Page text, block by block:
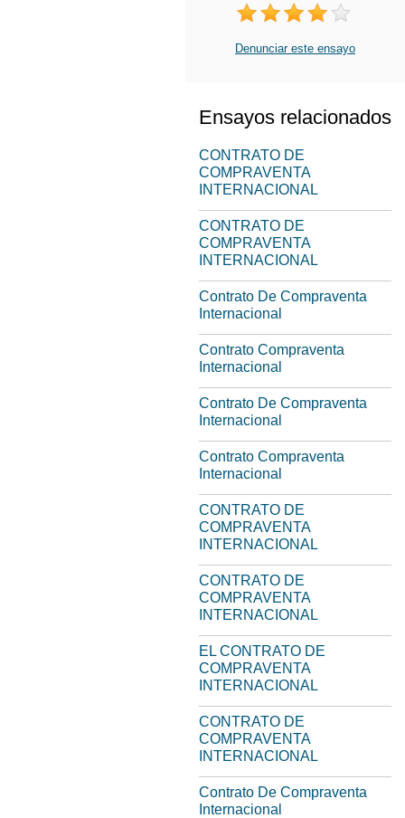
Denunciar este ensayo
Ensayos relacionados
CONTRATO DE
COMPRAVENTA
INTERNACIONAL
CONTRATO DE
COMPRAVENTA
INTERNACIONAL
Contrato De Compraventa
Internacional
Contrato Compraventa
Internacional
Contrato De Compraventa
Internacional
Contrato Compraventa
Internacional
CONTRATO DE
COMPRAVENTA
INTERNACIONAL
CONTRATO DE
COMPRAVENTA
INTERNACIONAL
EL CONTRATO DE
COMPRAVENTA
INTERNACIONAL
CONTRATO DE
COMPRAVENTA
INTERNACIONAL
Contrato De Compraventa
Internacional